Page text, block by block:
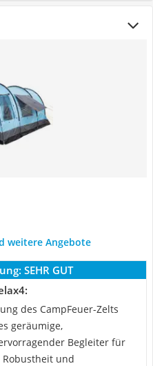
weitere Angebote
SEHR GUT
des CampFeuer-Zelts
geräumige,
Begleiter für
und